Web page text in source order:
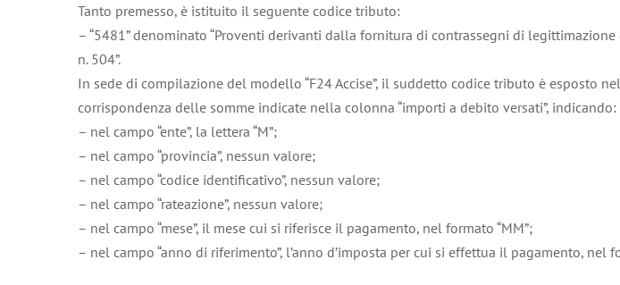
Tanto premesso, è istituito il seguente codice tributo:
– “5481” denominato “Proventi derivanti dalla fornitura di contrassegni di
n. 504”.
In sede di compilazione del modello “F24 Accise”, il suddetto codice tributo è esposto
corrispondenza delle somme indicate nella colonna “importi a debito versati”, indicando:
– nel campo “ente”, la lettera “M”;
– nel campo “provincia”, nessun valore;
– nel campo “codice identificativo”, nessun valore;
– nel campo “rateazione”, nessun valore;
– nel campo “mese”, il mese cui si riferisce il pagamento, nel formato “MM”;
– nel campo “anno di riferimento”, l’anno d’imposta per cui si effettua il pagamento, nel